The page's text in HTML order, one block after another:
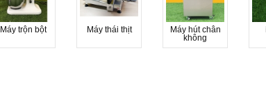
Máy trộn bột Máy thái thịt
Máy hút chân
không